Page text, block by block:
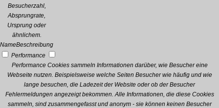
Besucherzahl,
Absprungrate,
Ursprung oder
ähnlichem.
NameBeschreibung
Performance
Performance Cookies sammeln Informationen darüber, wie Besucher eine
Webseite nutzen. Beispielsweise welche Seiten Besucher wie häufig und wie
lange besuchen, die Ladezeit der Website oder ob der Besucher
Fehlermeldungen angezeigt bekommen. Alle Informationen, die diese Cookies
sammeln, sind zusammengefasst und anonym - sie können keinen Besucher